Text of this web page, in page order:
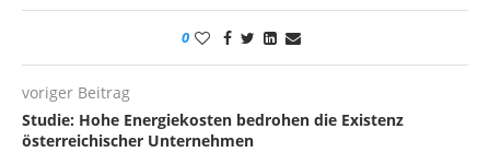
0
voriger Beitrag
Studie: Hohe Energiekosten bedrohen die Existenz
österreichischer Unternehmen